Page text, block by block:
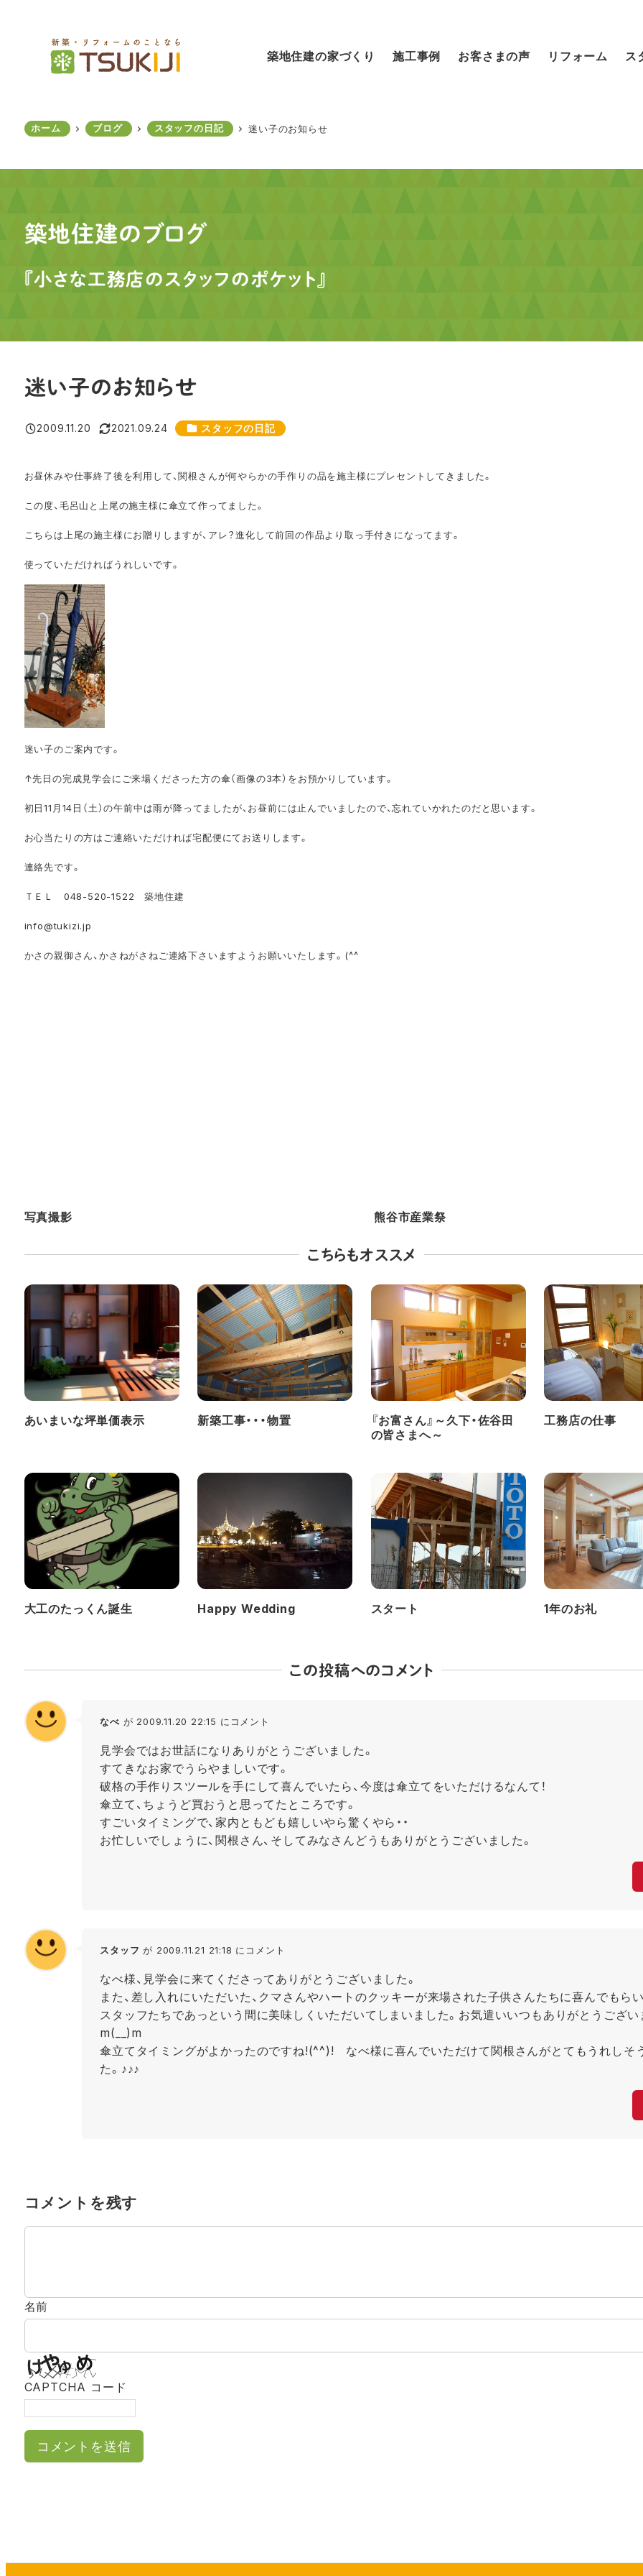
築地住建の家づくり 施工事例 お客さまの声 リフォーム ス
ホーム ブログ スタッフの日記 迷い子のお知らせ
築地住建のブログ
『小さな工務店のスタッフのポケット』
迷い子のお知らせ
投稿日
2009.11.20
更新日
2021.09.24 カテゴリー
スタッフの日記
お昼休みや仕事終了後を利用して、関根さんが何やらかの手作りの品を施主様にプレセントしてきました。
この度、毛呂山と上尾の施主様に傘立て作ってました。
こちらは上尾の施主様にお贈りしますが、アレ？進化して前回の作品より取っ手付きになってます。
使っていただければうれしいです。
迷い子のご案内です。
↑先日の完成見学会にご来場くださった方の傘（画像の3本）をお預かりしています。
初日11月14日（土）の午前中は雨が降ってましたが、お昼前には止んでいましたので、忘れていかれたのだと思います。
お心当たりの方はご連絡いただければ宅配便にてお送りします。
連絡先です。
ＴＥＬ 048-520-1522 築地住建
info@tukizi.jp
かさの親御さん、かさねがさねご連絡下さいますようお願いいたします。(^^ゞ
写真撮影 熊谷市産業祭
こちらもオススメ
あいまいな坪単価表示 新築工事・・・物置
『お富さん』～久下・佐谷田
の皆さまへ～
工務店の仕事
大工のたっくん誕生 Happy Wedding スタート 1年のお礼
この投稿へのコメント
なべが 2009.11.20 22:15 にコメント
見学会ではお世話になりありがとうございました。
すてきなお家でうらやましいです。
破格の手作りスツールを手にして喜んでいたら、今度は傘立てをいただけるなんて！
傘立て、ちょうど買おうと思ってたところです。
すごいタイミングで、家内ともども嬉しいやら驚くやら・・
お忙しいでしょうに、関根さん、そしてみなさんどうもありがとうございました。
スタッフ が 2009.11.21 21:18 にコメント
なべ様、見学会に来てくださってありがとうございました。
また、差し入れにいただいた、クマさんやハートのクッキーが来場された子供さんたちに喜んでもら
スタッフたちであっという間に美味しくいただいてしまいました。お気遣いいつもありがとうござい
m(__)m
傘立てタイミングがよかったのですね!(^^)! なべ様に喜んでいただけて関根さんがとてもうれしそ
た。♪♪♪
コメントを残す
名前
CAPTCHA コード